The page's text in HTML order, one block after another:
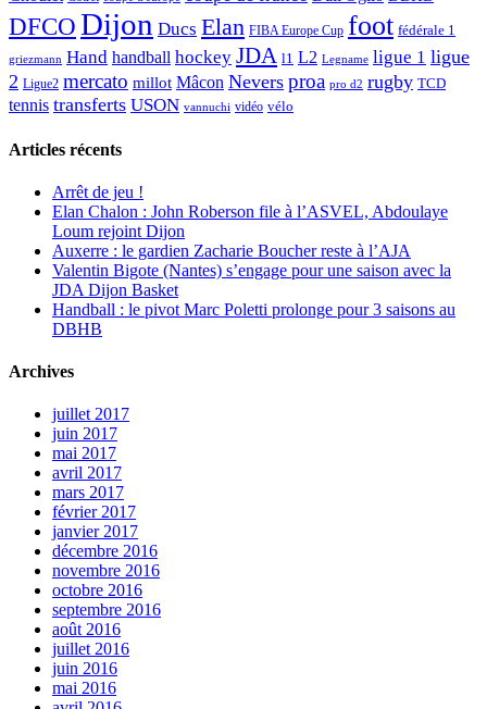
DFCODijon Ducs Elan FIBA Europe Cup foot fédérale 1
griezmann Hand handball hockey JDA l1 L2 Legname ligue 1 ligue
2 Ligue2 mercato millot Mâcon Nevers proa pro d2 rugby TCD
tennis transferts USON vannuchi vidéo vélo
Articles récents
Arrêt de jeu !
Elan Chalon : John Roberson file à l’ASVEL, Abdoulaye
Loum rejoint Dijon
Auxerre : le gardien Zacharie Boucher reste à l’AJA
Valentin Bigote (Nantes) s’engage pour une saison avec la
JDA Dijon Basket
Handball : le pivot Marc Poletti prolonge pour 3 saisons au
DBHB
Archives
juillet 2017
juin 2017
mai 2017
avril 2017
mars 2017
février 2017
janvier 2017
décembre 2016
novembre 2016
octobre 2016
septembre 2016
août 2016
juillet 2016
juin 2016
mai 2016